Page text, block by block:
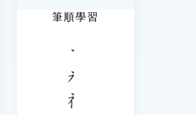
筆順學習